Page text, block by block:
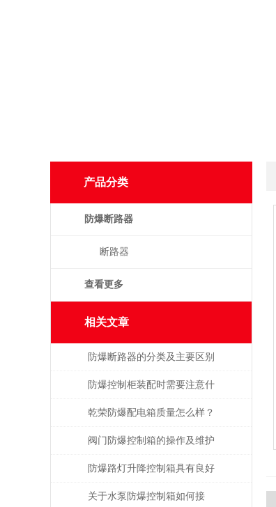
产品分类
防爆断路器
断路器
查看更多
相关文章
防爆断路器的分类及主要区别
防爆控制柜装配时需要注意什
么呢？
乾荣防爆配电箱质量怎么样？
阀门防爆控制箱的操作及维护
方法，就差你不知道了
防爆路灯升降控制箱具有良好
的防水防尘性能
关于水泵防爆控制箱如何接